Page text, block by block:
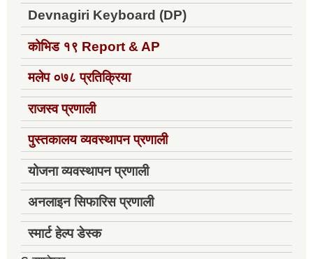
Devnagiri Keyboard (DP)
कोभिड १९ Report & AP
मलेप ०७८ प्रतिक्रिया
राजस्व प्रणाली
पुस्तकालय व्यवस्थापन प्रणाली
योजना व्यवस्थापन प्रणाली
अनलाइन सिफारिस प्रणाली
स्मार्ट हेल्प डेस्क